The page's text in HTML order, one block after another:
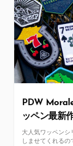
PDW
ッペン最新
大人気ワッペンシ
しませてくれる